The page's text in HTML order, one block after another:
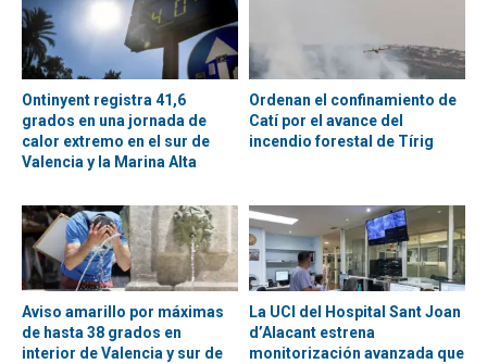
Ontinyent registra 41,6
grados en una jornada de
calor extremo en el sur de
Valencia y la Marina Alta
Ordenan el confinamiento de
Catí por el avance del
incendio forestal de Tírig
Aviso amarillo por máximas
de hasta 38 grados en
interior de Valencia y sur de
La UCI del Hospital Sant Joan
d’Alacant estrena
monitorización avanzada que